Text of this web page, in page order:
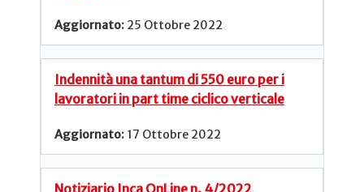
25 Ottobre 2022
Indennità una tantum di 550 euro per i
lavoratori in part time ciclico verticale
17 Ottobre 2022
Notiziario Inca OnLine n. 4/2022